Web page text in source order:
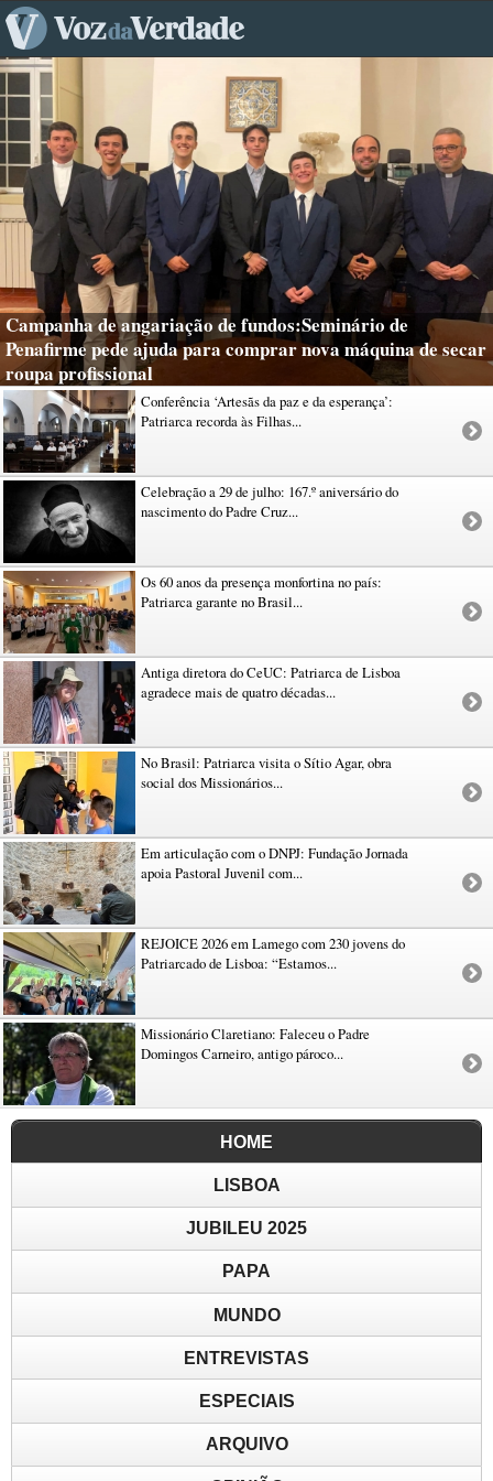
Campanha de angariação de fundos:Seminário de
Penafirme pede ajuda para comprar nova máquina de secar
roupa profissional
Conferência ‘Artesãs da paz e da esperança’:
Patriarca recorda às Filhas...
Celebração a 29 de julho: 167.º aniversário do
nascimento do Padre Cruz...
Os 60 anos da presença monfortina no país:
Patriarca garante no Brasil...
Antiga diretora do CeUC: Patriarca de Lisboa
agradece mais de quatro décadas...
No Brasil: Patriarca visita o Sítio Agar, obra
social dos Missionários...
Em articulação com o DNPJ: Fundação Jornada
apoia Pastoral Juvenil com...
REJOICE 2026 em Lamego com 230 jovens do
Patriarcado de Lisboa: “Estamos...
Missionário Claretiano: Faleceu o Padre
Domingos Carneiro, antigo pároco...
HOME
LISBOA
JUBILEU 2025
PAPA
MUNDO
ENTREVISTAS
ESPECIAIS
ARQUIVO